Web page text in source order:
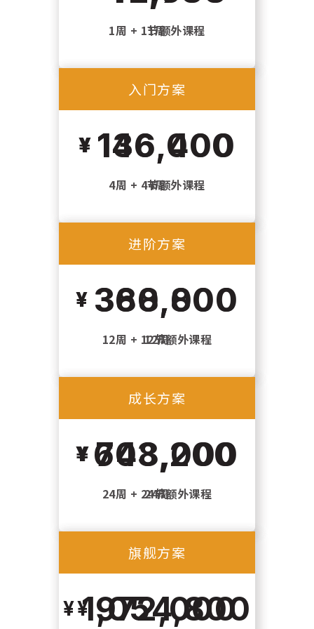
1周
入门方案
136,000
4周
进阶方案
360,000
12周
成长方案
648,000
24周
旗舰方案
972,000
1周 + 1节额外课程
入门方案
146,400
4周 + 4节额外课程
进阶方案
388,800
12周 + 12节额外课程
成长方案
703,200
24周 + 24节额外课程
旗舰方案
1,054,800